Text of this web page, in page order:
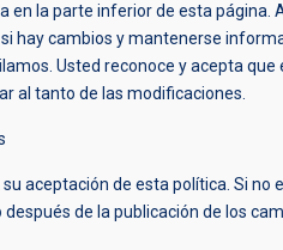
en la parte inferior de esta página.
hay cambios y mantenerse
Usted reconoce y acepta
al tanto de las modificaciones.
aceptación de esta política. Si no
de la publicación de los